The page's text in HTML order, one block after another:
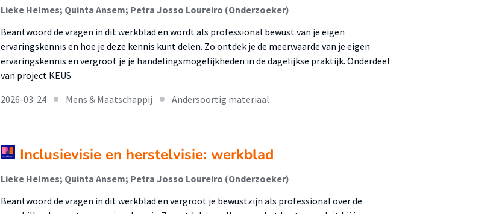
Lieke Helmes; Quinta Ansem; Petra Josso Loureiro (Onderzoeker)
Beantwoord de vragen in dit werkblad en wordt als professional bewust van je eigen
ervaringskennis en hoe je deze kennis kunt delen. Zo ontdek je de meerwaarde van je eigen
ervaringskennis en vergroot je je handelingsmogelijkheden in de dagelijkse praktijk. Onderdeel
van project KEUS
2026-03-24
Mens & Maatschappij Andersoortig materiaal
Inclusievisie en herstelvisie: werkblad
Lieke Helmes; Quinta Ansem; Petra Josso Loureiro (Onderzoeker)
Beantwoord de vragen in dit werkblad en vergroot je bewustzijn als professional over de